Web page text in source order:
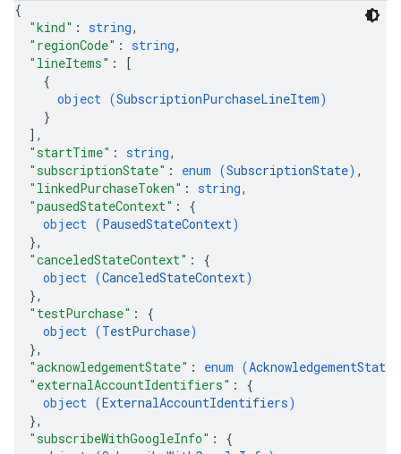
{
"kind" : string,
"regionCode" : string,
"lineItems" :
[
{
object (SubscriptionPurchaseLineItem)
}
] ,
"startTime" : string,
"subscriptionState" : enum (SubscriptionState) ,
"linkedPurchaseToken" : string,
"pausedStateContext" : {
object (PausedStateContext)
},
"canceledStateContext" : {
object (CanceledStateContext)
},
"testPurchase" : {
object (TestPurchase)
},
"acknowledgementState" : enum (AcknowledgementState
"externalAccountIdentifiers" : {
object (ExternalAccountIdentifiers)
},
"subscribeWithGoogleInfo" : {